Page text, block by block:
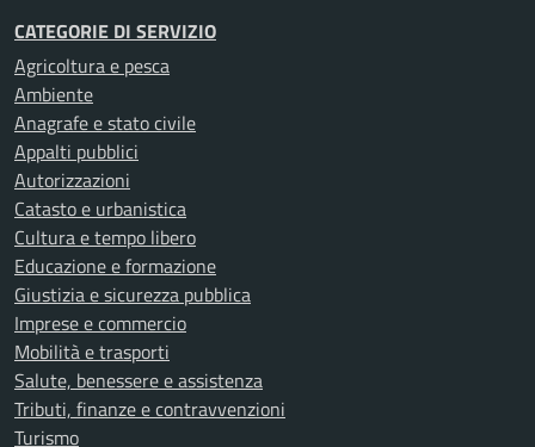
CATEGORIE DI SERVIZIO
Agricoltura e pesca
Ambiente
Anagrafe e stato civile
Appalti pubblici
Autorizzazioni
Catasto e urbanistica
Cultura e tempo libero
Educazione e formazione
Giustizia e sicurezza pubblica
Imprese e commercio
Mobilità e trasporti
Salute, benessere e assistenza
Tributi, finanze e contravvenzioni
Turismo